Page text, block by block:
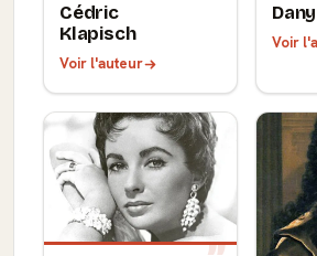
Cédric
Klapisch
Voir l'auteur
Voir